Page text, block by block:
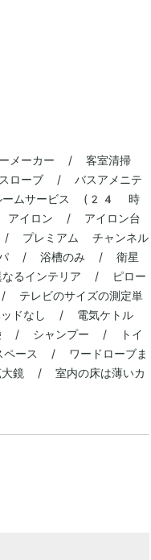
ーカー / 客室清掃
ーブ / バスアメニテ
ームサービス (24 時
イロン / アイロン台
プレミアム チャンネル
パ / 浴槽のみ / 衛星
るインテリア / ピロー
ビのサイズの測定単
ドなし / 電気ケトル
/ シャンプー / トイ
ース / ワードローブま
鏡 / 室内の床は薄いカ